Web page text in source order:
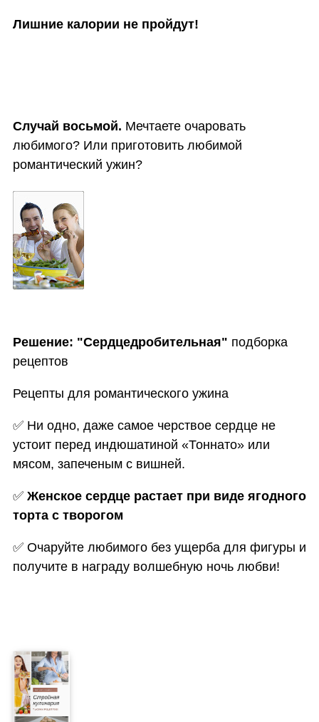
Лишние калории не пройдут!
Случай восьмой. Мечтаете очаровать
любимого? Или приготовить любимой
романтический ужин?
Решение: "Сердцедробительная" подборка
рецептов
Рецепты для романтического ужина
✅ Ни одно, даже самое черствое сердце не
устоит перед индюшатиной «Тоннато» или
мясом, запеченым с вишней.
✅ Женское сердце растает при виде ягодного
торта с творогом
✅ Очаруйте любимого без ущерба для фигуры и
получите в награду волшебную ночь любви!